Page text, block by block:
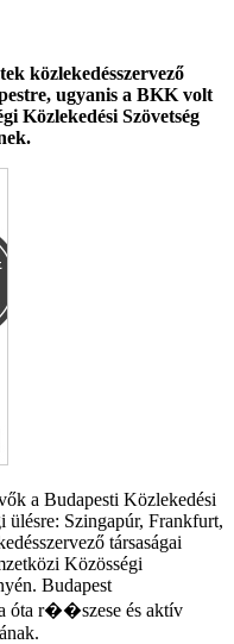
közlekedésszervező
ugyanis a BKK volt
Közlekedési Szövetség
a Budapesti Közlekedési
ülésre: Szingapúr, Frankfurt,
társaságai
Közösségi
Budapest
óta r��szese és aktív